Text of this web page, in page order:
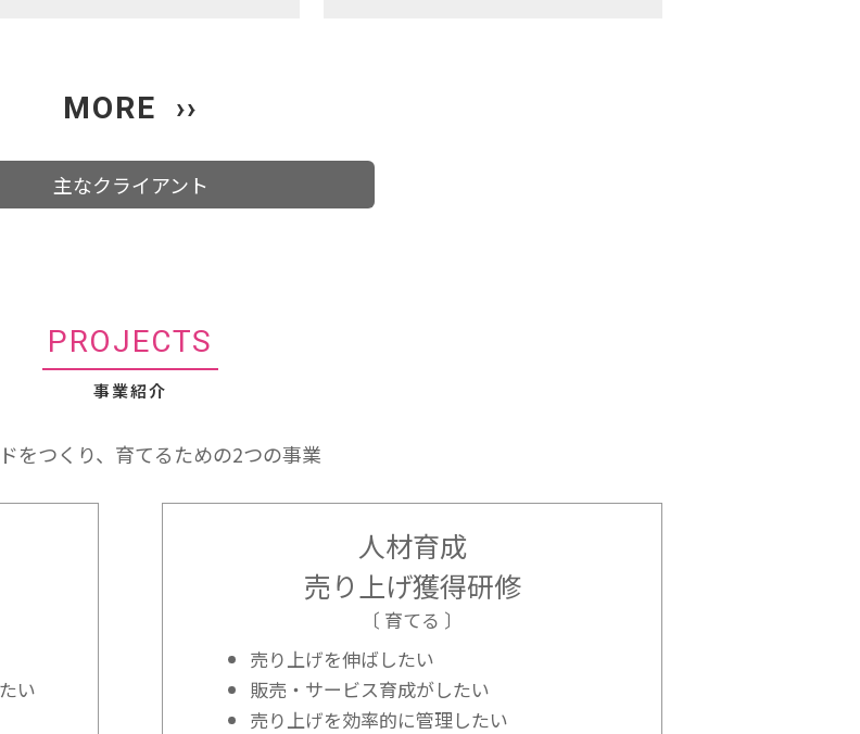
MORE ››
主なクライアント
PROJECTS
事業紹介
をつくり、育てるための2つの事業
い
人材育成
売り上げ獲得研修
〔 育てる 〕
売り上げを伸ばしたい
販売・サービス育成がしたい
売り上げを効率的に管理したい